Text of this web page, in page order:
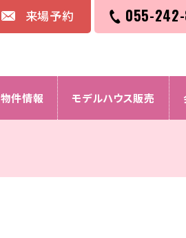
来場予約 055-
物件情報 モデルハウス販売